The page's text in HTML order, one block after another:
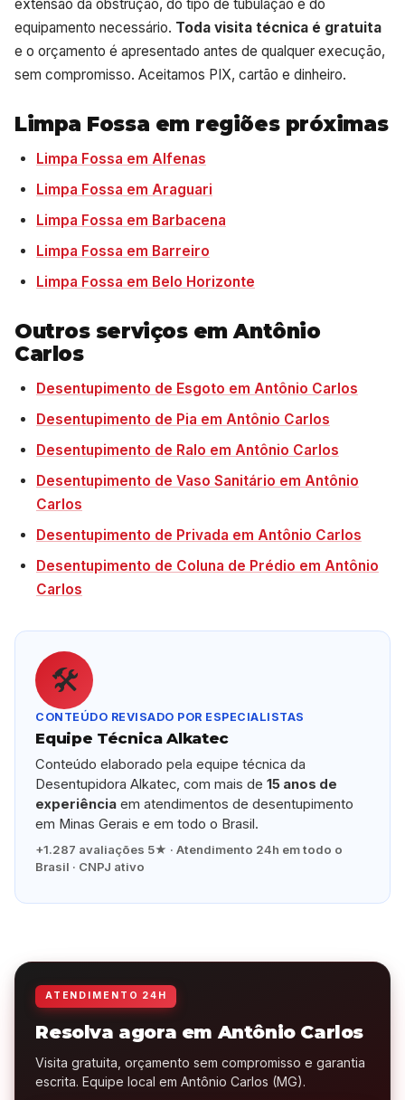
extensão da obstrução, do tipo de tubulação e do
equipamento necessário. Toda visita técnica é gratuita
e o orçamento é apresentado antes de qualquer execução,
sem compromisso. Aceitamos PIX, cartão e dinheiro.
Limpa Fossa em regiões próximas
Limpa Fossa em Alfenas
Limpa Fossa em Araguari
Limpa Fossa em Barbacena
Limpa Fossa em Barreiro
Limpa Fossa em Belo Horizonte
Outros serviços em Antônio
Carlos
Desentupimento de Esgoto em Antônio Carlos
Desentupimento de Pia em Antônio Carlos
Desentupimento de Ralo em Antônio Carlos
Desentupimento de Vaso Sanitário em Antônio
Carlos
Desentupimento de Privada em Antônio Carlos
Desentupimento de Coluna de Prédio em Antônio
Carlos
🛠️
CONTEÚDO REVISADO POR ESPECIALISTAS
Equipe Técnica Alkatec
Conteúdo elaborado pela equipe técnica da
Desentupidora Alkatec, com mais de15 anos de
experiência em atendimentos de desentupimento
em Minas Gerais e em todo o Brasil.
+1.287 avaliações 5★ · Atendimento 24h em todo o
Brasil · CNPJ ativo
ATENDIMENTO 24H
Resolva agora em Antônio Carlos
Visita gratuita, orçamento sem compromisso e garantia
escrita. Equipe local em Antônio Carlos (MG).